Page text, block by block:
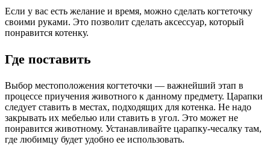
Если у вас есть желание и время, можно сделать когтеточку
своими руками. Это позволит сделать аксессуар, который
понравится котенку.
Где поставить
Выбор местоположения когтеточки –– важнейший этап в
процессе приучения животного к данному предмету. Царапки
следует ставить в местах, подходящих для котенка. Не надо
закрывать их мебелью или ставить в угол. Это может не
понравится животному. Устанавливайте царапку-чесалку там,
где любимцу будет удобно ее использовать.